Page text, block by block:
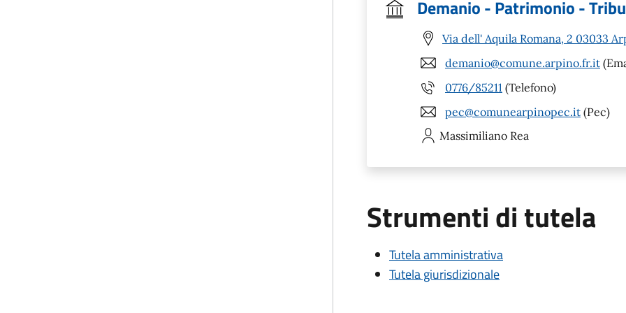
Demanio - Patrimonio -
Via dell' Aquila Romana, 2 03033
demanio@comune.arpino.fr.it
0776/85211 (Telefono)
pec@comunearpinopec.it (Pec)
Massimiliano Rea
Strumenti di tutela
Tutela amministrativa
Tutela giurisdizionale